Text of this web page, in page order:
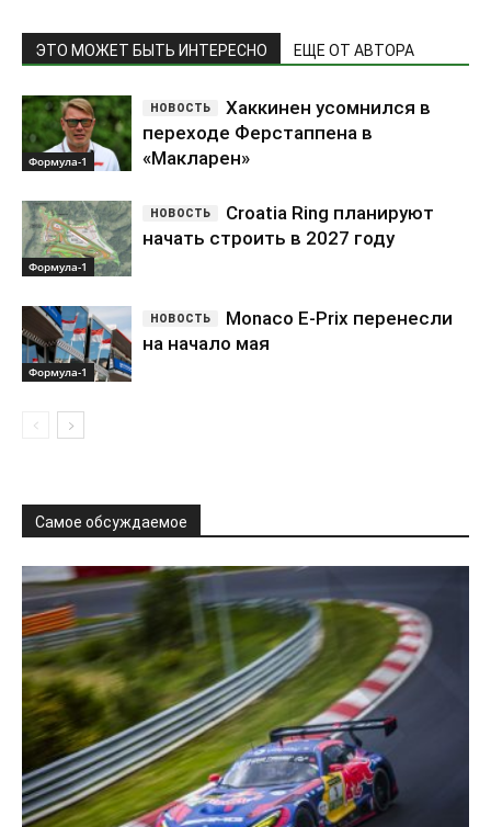
ЭТО МОЖЕТ БЫТЬ ИНТЕРЕСНО ЕЩЕ ОТ АВТОРА
Формула-1
Хаккинен усомнился в
переходе Ферстаппена в
«Макларен»
Формула-1
Croatia Ring планируют
начать строить в 2027 году
Формула-1
Monaco E-Prix перенесли
на начало мая
Самое обсуждаемое